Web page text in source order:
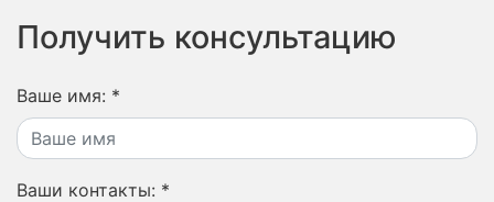
Получить консультацию
Ваше имя: *
Ваши контакты: *